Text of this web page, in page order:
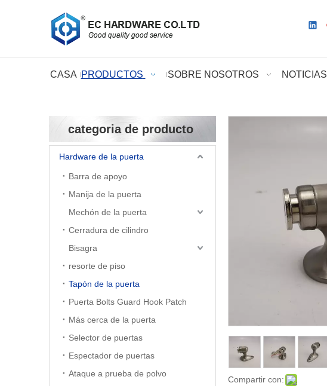
CASA PRODUCTOS SOBRE NOSOTROS NOTICIAS
categoria de producto
Hardware de la puerta
Barra de apoyo
Manija de la puerta
Mechón de la puerta
Cerradura de cilindro
Bisagra
resorte de piso
Tapón de la puerta
Puerta Bolts Guard Hook Patch
Más cerca de la puerta
Selector de puertas
Espectador de puertas
Ataque a prueba de polvo
Compartir con: